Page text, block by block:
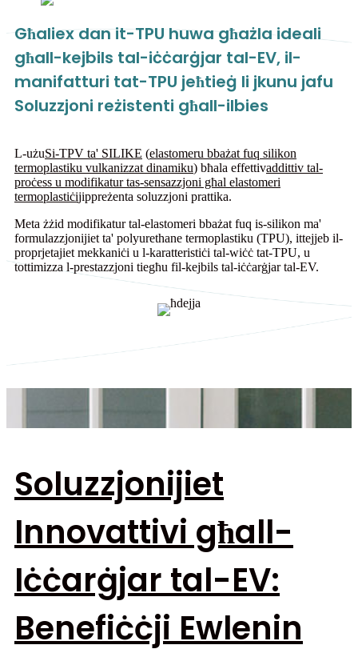
Għaliex dan it-TPU huwa għażla ideali
għall-kejbils tal-iċċarġjar tal-EV, il-
manifatturi tat-TPU jeħtieġ li jkunu jafu
Soluzzjoni reżistenti għall-ilbies
L-użuSi-TPV ta' SILIKE (elastomeru bbażat fuq silikon
termoplastiku vulkanizzat dinamiku) bħala effettivaddittiv tal-
proċess u modifikatur tas-sensazzjoni għal elastomeri
termoplastiċijippreżenta soluzzjoni prattika.
Meta żżid modifikatur tal-elastomeri bbażat fuq is-silikon ma'
formulazzjonijiet ta' polyurethane termoplastiku (TPU), ittejjeb il-
proprjetajiet mekkaniċi u l-karatteristiċi tal-wiċċ tat-TPU, u
tottimizza l-prestazzjoni tiegħu fil-kejbils tal-iċċarġjar tal-EV.
Soluzzjonijiet
Innovattivi għall-
Iċċarġjar tal-EV:
Benefiċċji Ewlenin